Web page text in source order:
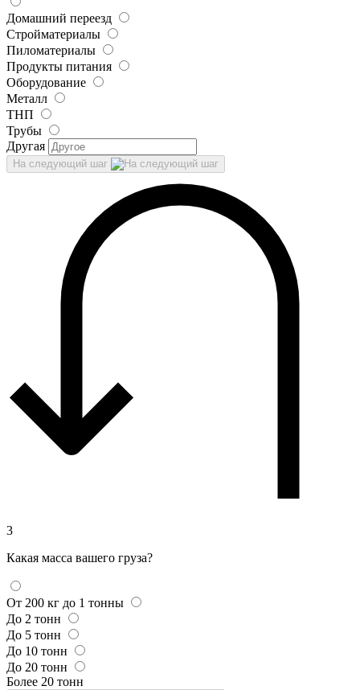
Домашний переезд
Стройматериалы
Пиломатериалы
Продукты питания
Оборудование
Металл
ТНП
Трубы
Другая
На следующий шаг
3
Какая масса вашего груза?
От 200 кг до 1 тонны
До 2 тонн
До 5 тонн
До 10 тонн
До 20 тонн
Более 20 тонн